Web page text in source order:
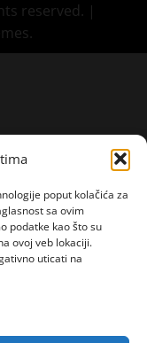
poput kolačića za
sa ovim
podatke kao što su
ovoj veb lokaciji.
uticati na
reserved. |